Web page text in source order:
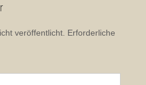
veröffentlicht. Erforderliche